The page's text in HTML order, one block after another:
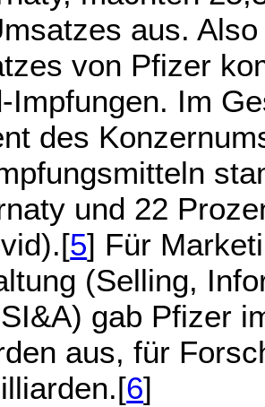
aus.
von Pfizer
Impfungen. Im
des
und 22
5] Für
(Selling,
gab Pfizer
aus, für
6]